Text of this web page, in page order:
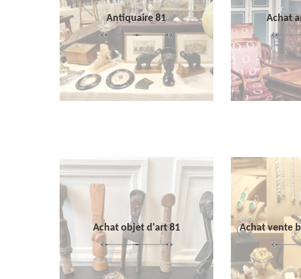
Antiquaire 81 Achat
Achat objet d'art 81 Achat vente